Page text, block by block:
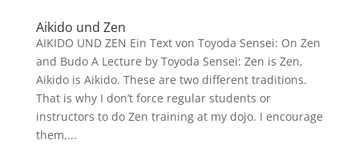
Aikido und Zen
AIKIDO UND ZEN Ein Text von Toyoda Sensei: On Zen
and Budo A Lecture by Toyoda Sensei: Zen is Zen,
Aikido is Aikido. These are two different traditions.
That is why I don’t force regular students or
instructors to do Zen training at my dojo. I encourage
them,...